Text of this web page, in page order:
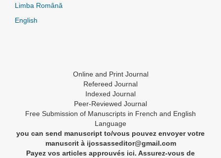
Limba Română
English
Online and Print Journal
Refereed Journal
Indexed Journal
Peer-Reviewed Journal
Free Submission of Manuscripts in French and English
Language
you can send manuscript to/vous pouvez envoyer votre
manuscrit à ijossasseditor@gmail.com
Payez vos articles approuvés ici. Assurez-vous de